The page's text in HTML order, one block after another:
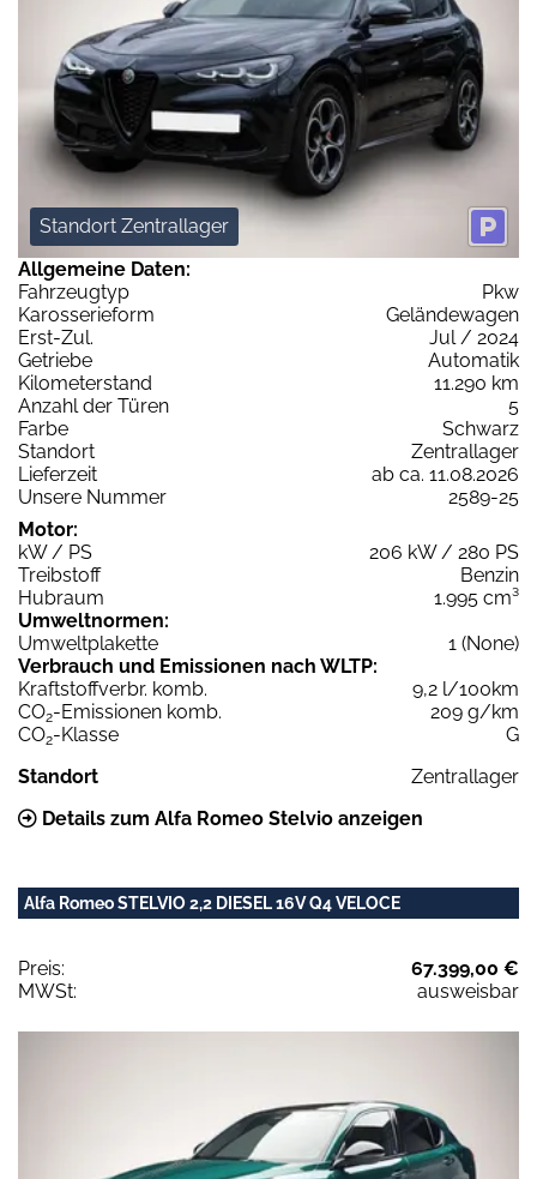
Standort Zentrallager
Allgemeine Daten:
Fahrzeugtyp
Pkw
Karosserieform
Geländewagen
Erst-Zul.
Jul / 2024
Getriebe
Automatik
Kilometerstand
11.290 km
Anzahl der Türen
5
Farbe
Schwarz
Standort
Zentrallager
Lieferzeit
ab ca. 11.08.2026
Unsere Nummer
2589-25
Motor:
kW / PS
206 kW / 280 PS
Treibstoff
Benzin
Hubraum
1.995 cm³
Umweltnormen:
Umweltplakette
1 (None)
Verbrauch und Emissionen nach WLTP:
Kraftstoffverbr. komb.
9,2 l/100km
CO2-Emissionen komb.
209 g/km
CO2-Klasse
G
Standort
Zentrallager
Details zum Alfa Romeo Stelvio anzeigen
Alfa Romeo STELVIO 2,2 DIESEL 16V Q4 VELOCE
Preis:
67.399,00 €
MWSt:
ausweisbar